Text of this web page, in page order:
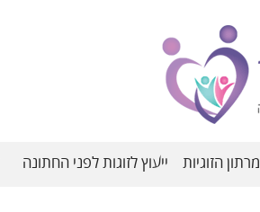
מרתון הזוגיות ייעוץ לזוגות לפני החתונה